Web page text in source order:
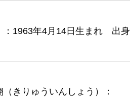
：1963年4月14日生まれ 出身
きりゅういんしょう）：